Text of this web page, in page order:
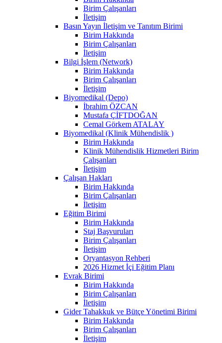
Birim Çalışanları
İletişim
Basın Yayın İletişim ve Tanıtım Birimi
Birim Hakkında
Birim Çalışanları
İletişim
Bilgi İşlem (Network)
Birim Hakkında
Birim Çalışanları
İletişim
Biyomedikal (Depo)
İbrahim ÖZCAN
Mustafa ÇİFTDOĞAN
Cemal Görkem ATALAY
Biyomedikal (Klinik Mühendislik )
Birim Hakkında
Klinik Mühendislik Hizmetleri Birim
Çalışanları
İletişim
Çalışan Hakları
Birim Hakkında
Birim Çalışanları
İletişim
Eğitim Birimi
Birim Hakkında
Staj Başvuruları
Birim Çalışanları
İletişim
Oryantasyon Rehberi
2026 Hizmet İçi Eğitim Planı
Evrak Birimi
Birim Hakkında
Birim Çalışanları
İletişim
Gider Tahakkuk ve Bütçe Yönetimi Birimi
Birim Hakkında
Birim Çalışanları
İletişim